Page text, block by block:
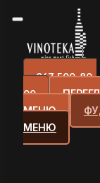
067-500-80-
00
МЕНЮ
МЕНЮ